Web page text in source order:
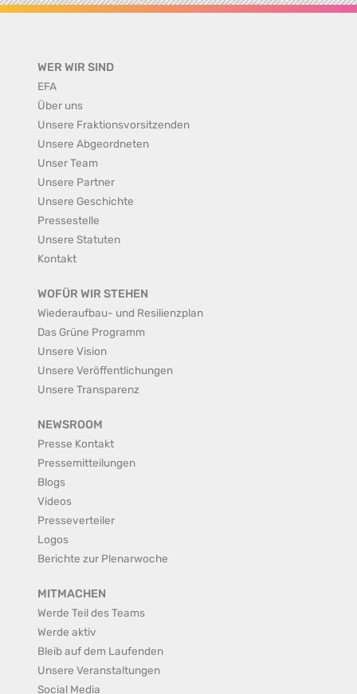
WER WIR SIND
EFA
Über uns
Unsere Fraktionsvorsitzenden
Unsere Abgeordneten
Unser Team
Unsere Partner
Unsere Geschichte
Pressestelle
Unsere Statuten
Kontakt
WOFÜR WIR STEHEN
Wiederaufbau- und Resilienzplan
Das Grüne Programm
Unsere Vision
Unsere Veröffentlichungen
Unsere Transparenz
NEWSROOM
Presse Kontakt
Pressemitteilungen
Blogs
Videos
Presseverteiler
Logos
Berichte zur Plenarwoche
MITMACHEN
Werde Teil des Teams
Werde aktiv
Bleib auf dem Laufenden
Unsere Veranstaltungen
Social Media